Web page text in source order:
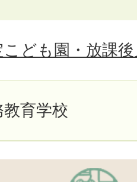
ども園・放課
育学校